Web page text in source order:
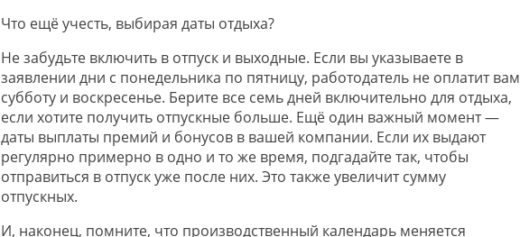
Что ещё учесть, выбирая даты отдыха?
Не забудьте включить в отпуск и выходные. Если вы указываете в
заявлении дни с понедельника по пятницу, работодатель не оплатит вам
субботу и воскресенье. Берите все семь дней включительно для отдыха,
если хотите получить отпускные больше. Ещё один важный момент —
даты выплаты премий и бонусов в вашей компании. Если их выдают
регулярно примерно в одно и то же время, подгадайте так, чтобы
отправиться в отпуск уже после них. Это также увеличит сумму
отпускных.
И, наконец, помните, что производственный календарь меняется